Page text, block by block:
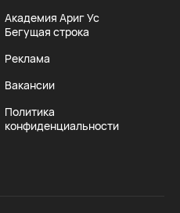
Академия Ариг Ус
Бегущая строка
Реклама
Вакансии
Политика
конфиденциальности